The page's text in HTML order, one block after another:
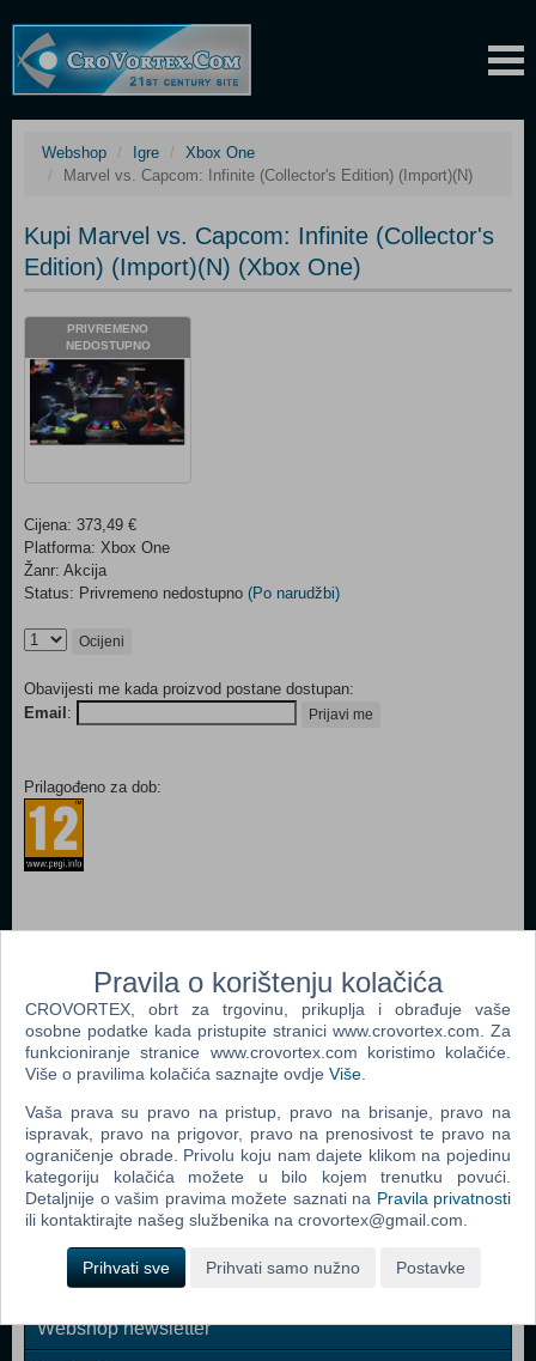
Webshop Igre
Xbox One
Marvel vs. Capcom: Infinite (Collector's Edition) (Import)(N)
Kupi Marvel vs. Capcom: Infinite (Collector's
Edition) (Import)(N) (Xbox One)
PRIVREMENO
NEDOSTUPNO
Cijena: 373,49 €
Platforma: Xbox One
Žanr: Akcija
Status: Privremeno nedostupno (Po narudžbi)
Ocijeni
Obavijesti me kada proizvod postane dostupan:
Email : Prijavi me
Prilagođeno za dob:
EA Sports UFC 2 (Xbox One)
Assassin's Creed Unity CD Key (Xbox One)
Grand Theft Auto V (Xbox One)
Watch Dogs (N) (Xbox One)
Star Wars Battlefront (Xbox One)
WWE 2K15 (Xbox One)
Webshop newsletter
Pravila o korištenju kolačića
CROVORTEX, obrt za trgovinu, prikuplja i obrađuje vaše
osobne podatke kada pristupite stranici www.crovortex.com. Za
funkcioniranje stranice www.crovortex.com koristimo kolačiće.
Više o pravilima kolačića saznajte ovdje Više
Vaša prava su pravo na pristup, pravo na brisanje, pravo na
ispravak, pravo na prigovor, pravo na prenosivost te pravo na
ograničenje obrade. Privolu koju nam dajete klikom na pojedinu
kategoriju kolačića možete u bilo kojem trenutku povući.
Detaljnije o vašim pravima možete saznati na Pravila privatnosti
ili kontaktirajte našeg službenika na crovortex@gmail.com.
Prihvati sve Prihvati samo nužno Postavke